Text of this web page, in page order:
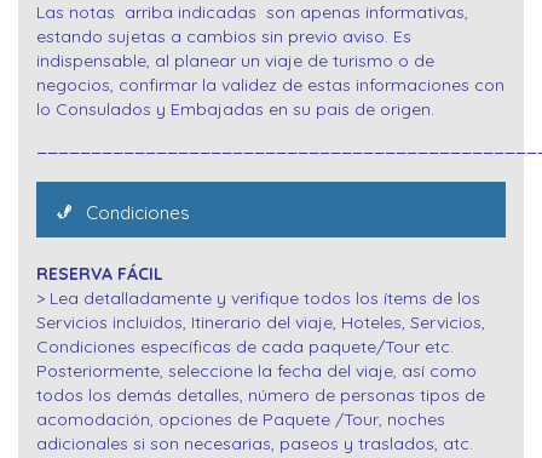
Las notas arriba indicadas son apenas informativas,
estando sujetas a cambios sin previo aviso. Es
indispensable, al planear un viaje de turismo o de
negocios, confirmar la validez de estas informaciones con
lo Consulados y Embajadas en su pais de origen.
Condiciones
RESERVA FÁCIL
> Lea detalladamente y verifique todos los ítems de los
Servicios incluidos, Itinerario del viaje, Hoteles, Servicios,
Condiciones específicas de cada paquete/Tour etc.
Posteriormente, seleccione la fecha del viaje, así como
todos los demás detalles, número de personas tipos de
acomodación, opciones de Paquete /Tour, noches
adicionales si son necesarias, paseos y traslados, atc.